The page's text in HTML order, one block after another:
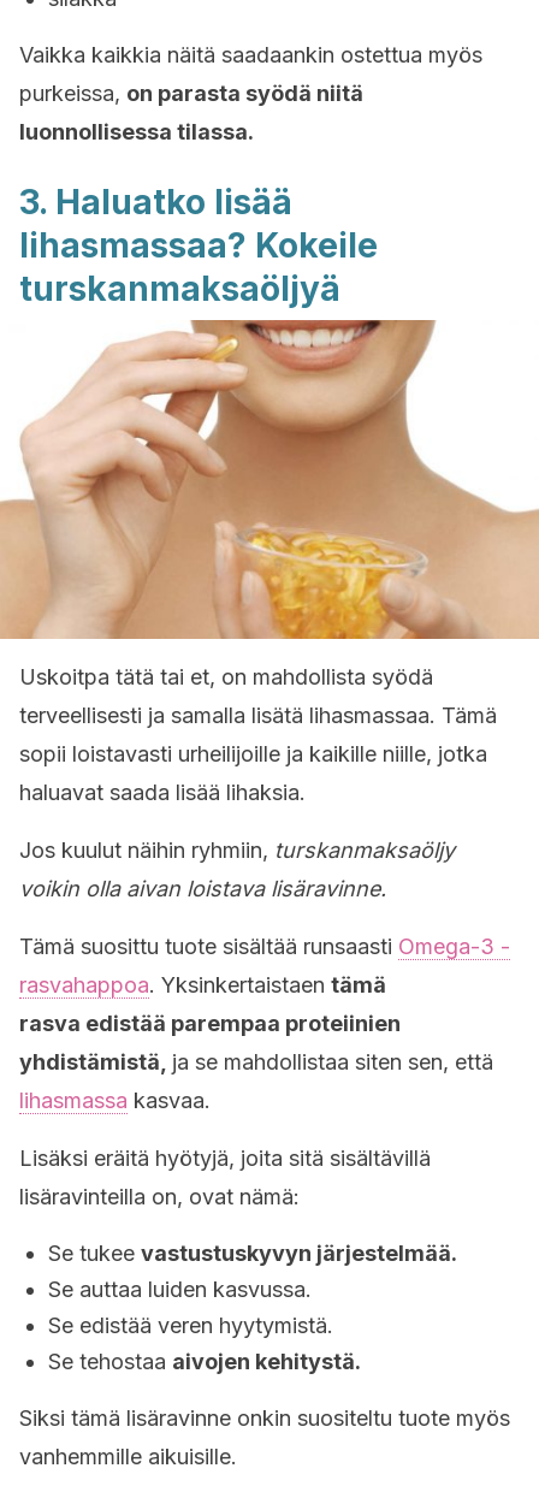
Vaikka kaikkia näitä saadaankin ostettua myös
purkeissa, on parasta syödä niitä
luonnollisessa tilassa.
3. Haluatko lisää
lihasmassaa? Kokeile
turskanmaksaöljyä
Uskoitpa tätä tai et, on mahdollista syödä
terveellisesti ja samalla lisätä lihasmassaa. Tämä
sopii loistavasti urheilijoille ja kaikille niille, jotka
haluavat saada lisää lihaksia.
Jos kuulut näihin ryhmiin, turskanmaksaöljy
voikin olla aivan loistava lisäravinne.
Tämä suosittu tuote sisältää runsaasti Omega-3 -
rasvahappoa. Yksinkertaistaen tämä
rasva edistää parempaa proteiinien
yhdistämistä, ja se mahdollistaa siten sen, että
lihasmassa kasvaa.
Lisäksi eräitä hyötyjä, joita sitä sisältävillä
lisäravinteilla on, ovat nämä:
Se tukee vastustuskyvyn järjestelmää.
Se auttaa luiden kasvussa.
Se edistää veren hyytymistä.
Se tehostaa aivojen kehitystä.
Siksi tämä lisäravinne onkin suositeltu tuote myös
vanhemmille aikuisille.